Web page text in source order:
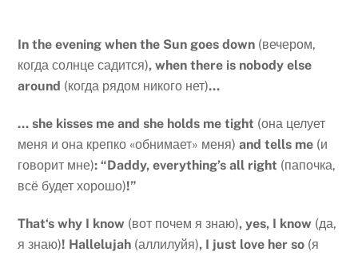
In the evening when the Sun goes down (вечером,
когда солнце садится), when there is nobody else
around (когда рядом никого нет)…
… she kisses me and she holds me tight (она целует
меня и она крепко «обнимает» меня) and tells me (и
говорит мне): “Daddy, everything’s all right (папочка,
всё будет хорошо)!”
That‘s why I know (вот почем я знаю),yes, I know (да,
я знаю)! Hallelujah (аллилуйя), I just love her so (я